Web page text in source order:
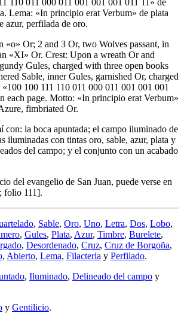
110 011 000 011 001 001 001 011 11» de
Lema: «In principio erat Verbum» de plata
azur, perfilada de oro.
«o» Or; 2 and 3 Or, two Wolves passant, in
«XI» Or. Crest: Upon a wreath Or and
Gules, charged with three open books
Sable, inner Gules, garnished Or, charged
100 111 110 011 000 011 001 001 001
each page. Motto: «In principio erat Verbum»
fimbriated Or.
con: la boca apuntada; el campo iluminado de
iluminadas con tintas oro, sable, azur, plata y
del campo; y el conjunto con un acabado
del evangelio de San Juan, puede verse en
; folio 111].
, Sable, Oro, Uno, Letra, Dos, Lobo,
, Gules, Plata, Azur, Timbre, Burelete,
, Desordenado, Cruz, Cruz de Borgoña,
, Abierto, Lema, Filacteria y Perfilado.
, Iluminado, Delineado del campo y
y Gentilicio.